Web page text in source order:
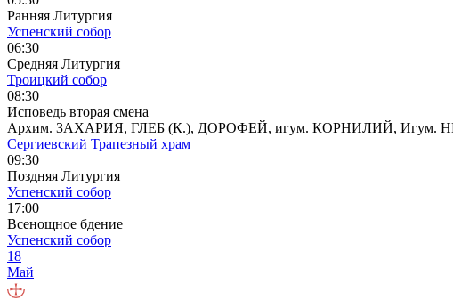
Ранняя Литургия
Успенский собор
06:30
Средняя Литургия
Троицкий собор
08:30
Исповедь вторая смена
Архим. ЗАХАРИЯ, ГЛЕБ (К.), ДОРОФЕЙ, игум. КОРНИЛИЙ,
Сергиевский Трапезный храм
09:30
Поздняя Литургия
Успенский собор
17:00
Всенощное бдение
Успенский собор
18
Май